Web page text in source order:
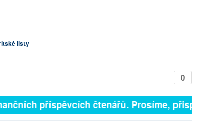
listy
0
příspěvcích čtenářů. Prosíme,